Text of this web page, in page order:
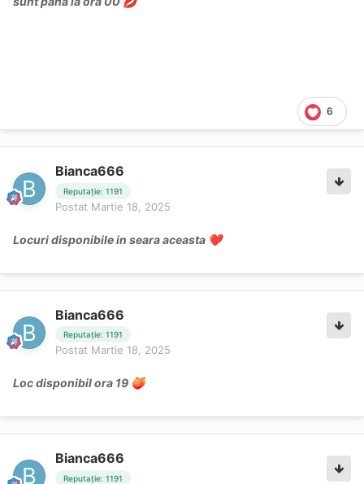
6
Bianca666
Reputație: 1191
Postat Martie 18, 2025
Locuri disponibile in seara aceasta ❤️
Bianca666
Reputație: 1191
Postat Martie 18, 2025
Loc disponibil ora 19 🍑
Bianca666
Reputație: 1191